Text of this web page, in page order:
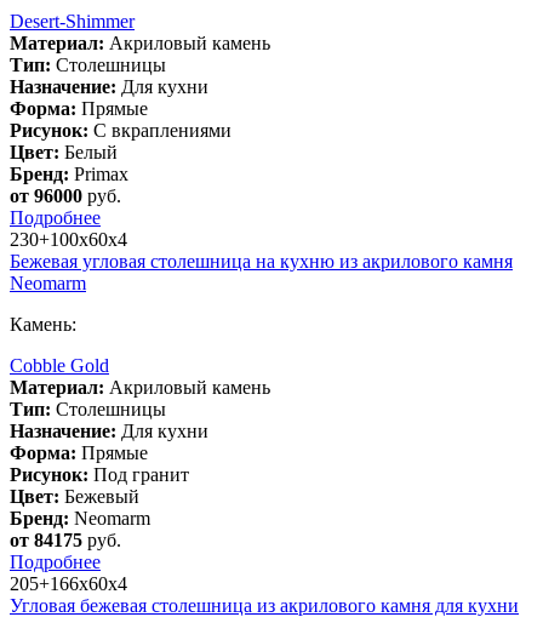
Desert-Shimmer
Материал: Акриловый камень
Тип: Столешницы
Назначение: Для кухни
Форма: Прямые
Рисунок: С вкраплениями
Цвет: Белый
Бренд: Primax
от 96000 руб.
Подробнее
230+100х60х4
Бежевая угловая столешница на кухню из акрилового камня
Neomarm
Камень:
Cobble Gold
Материал: Акриловый камень
Тип: Столешницы
Назначение: Для кухни
Форма: Прямые
Рисунок: Под гранит
Цвет: Бежевый
Бренд: Neomarm
от 84175 руб.
Подробнее
205+166х60х4
Угловая бежевая столешница из акрилового камня для кухни